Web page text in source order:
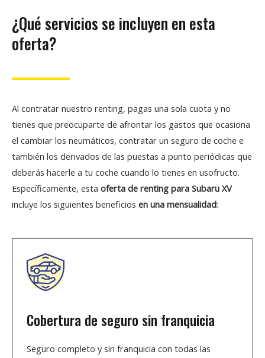
¿Qué servicios se incluyen en esta
oferta?
Al contratar nuestro renting, pagas una sola cuota y no
tienes que preocuparte de afrontar los gastos que ocasiona
el cambiar los neumáticos, contratar un seguro de coche e
también los derivados de las puestas a punto periódicas que
deberás hacerle a tu coche cuando lo tienes en usofructo.
Específicamente, esta oferta de renting para Subaru XV
incluye los siguientes beneficios en una mensualidad:
Cobertura de seguro sin franquicia
Seguro completo y sin franquicia con todas las